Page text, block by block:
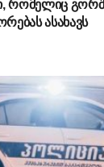
რომელიც
ასახავს